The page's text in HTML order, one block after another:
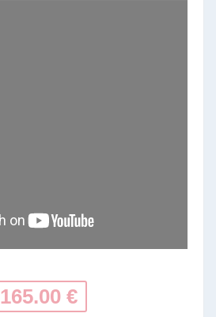
165.00 €